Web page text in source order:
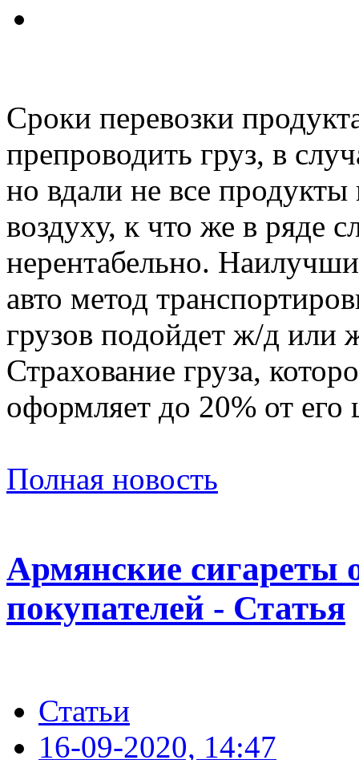
Сроки перевозки
препроводить груз, в
но вдали не все
воздуху, к что же в ряде
нерентабельно.
авто метод
грузов подойдет ж/д или
Страхование груза,
оформляет до 20% от его
Полная новость
Армянские сигареты
покупателей - Статья
Статьи
16-09-2020, 14:47